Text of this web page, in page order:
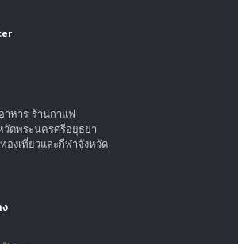
าหาร ร้านกาแฟ
ดพระนครศรีอยุธยา
องเที่ยวและกีฬาจังหวัด